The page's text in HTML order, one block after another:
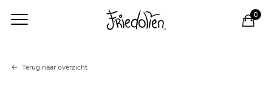
0
Terug naar overzicht
Kaart
goudvink